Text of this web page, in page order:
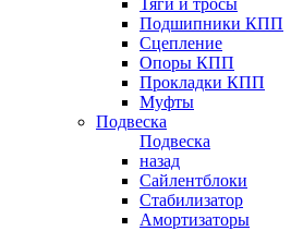
Тяги и тросы
Подшипники КПП
Сцепление
Опоры КПП
Прокладки КПП
Муфты
Подвеска
Подвеска
назад
Сайлентблоки
Стабилизатор
Амортизаторы